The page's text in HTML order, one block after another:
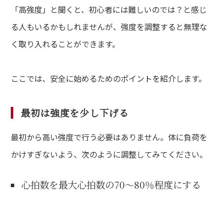
「高強度」と聞くと、初心者には難しいのでは？と感じ
る人もいるかもしれませんが、強度を調整すると無理な
く取り入れることができます。
ここでは、安全に始めるためのポイントを紹介します。
最初は強度を少し下げる
最初から高い強度で行う必要はありません。体に負荷を
かけすぎないよう、次のように調整してみてください。
心拍数を最大心拍数の70〜80％程度にする